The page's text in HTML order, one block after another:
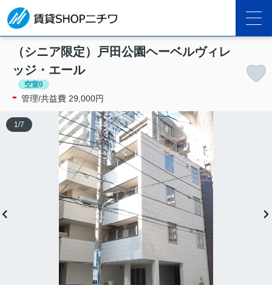
（シニア限定）戸田公園ヘーベルヴィレ
ッジ・エール
空室0
- 管理/共益費 29,000円
1 /7